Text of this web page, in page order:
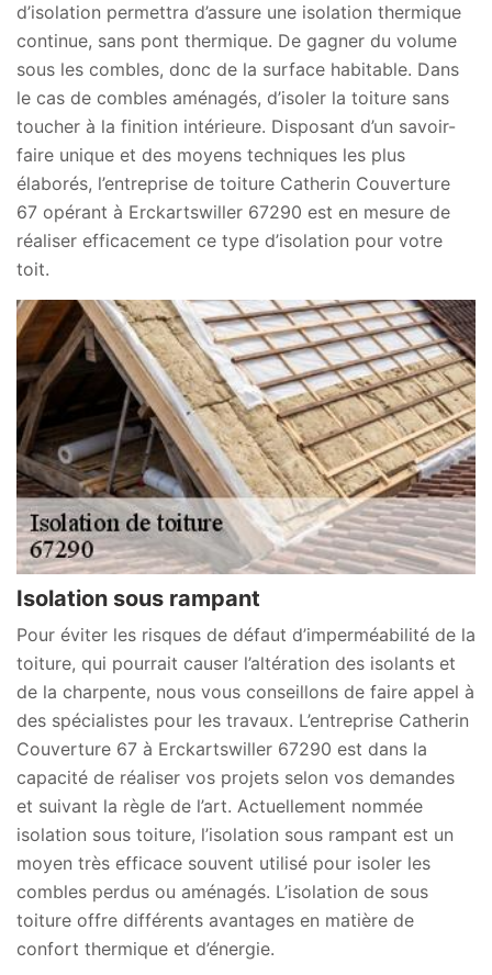
d’isolation permettra d’assure une isolation thermique
continue, sans pont thermique. De gagner du volume
sous les combles, donc de la surface habitable. Dans
le cas de combles aménagés, d’isoler la toiture sans
toucher à la finition intérieure. Disposant d’un savoir-
faire unique et des moyens techniques les plus
élaborés, l’entreprise de toiture Catherin Couverture
67 opérant à Erckartswiller 67290 est en mesure de
réaliser efficacement ce type d’isolation pour votre
toit.
Isolation sous rampant
Pour éviter les risques de défaut d’imperméabilité de la
toiture, qui pourrait causer l’altération des isolants et
de la charpente, nous vous conseillons de faire appel à
des spécialistes pour les travaux. L’entreprise Catherin
Couverture 67 à Erckartswiller 67290 est dans la
capacité de réaliser vos projets selon vos demandes
et suivant la règle de l’art. Actuellement nommée
isolation sous toiture, l’isolation sous rampant est un
moyen très efficace souvent utilisé pour isoler les
combles perdus ou aménagés. L’isolation de sous
toiture offre différents avantages en matière de
confort thermique et d’énergie.